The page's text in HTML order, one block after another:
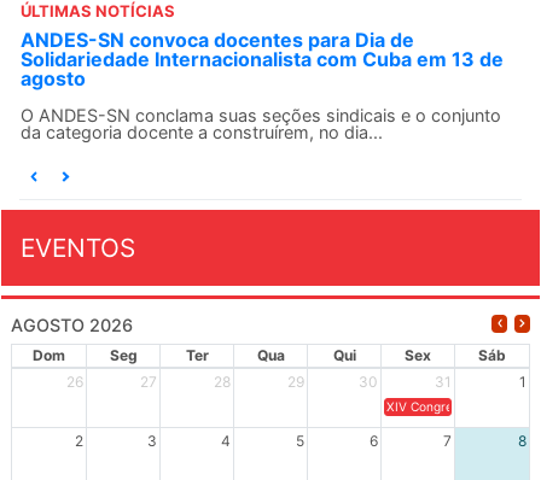
ÚLTIMAS NOTÍCIAS
ANDES-SN convoca docentes para Dia de
Solidariedade Internacionalista com Cuba em 13 de
agosto
O ANDES-SN conclama suas seções sindicais e o conjunto
da categoria docente a construírem, no dia...
EVENTOS
AGOSTO 2026
Dom Seg Ter Qua Qui Sex
Sáb
26
27 28 29 30 31 1
XIV Congresso Brasileiro
2 3 4 5 6 7 8